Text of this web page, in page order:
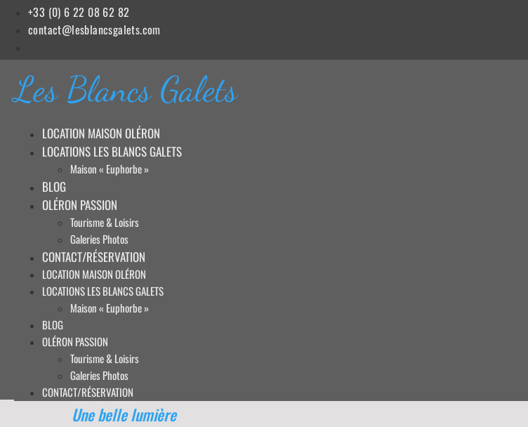
+33 (0) 6 22 08 62 82
contact@lesblancsgalets.com
Les Blancs Galets
LOCATION MAISON OLÉRON
LOCATIONS LES BLANCS GALETS
Maison « Euphorbe »
BLOG
OLÉRON PASSION
Tourisme & Loisirs
Galeries Photos
CONTACT/RÉSERVATION
LOCATION MAISON OLÉRON
LOCATIONS LES BLANCS GALETS
Maison « Euphorbe »
BLOG
OLÉRON PASSION
Tourisme & Loisirs
Galeries Photos
CONTACT/RÉSERVATION
Une belle lumière